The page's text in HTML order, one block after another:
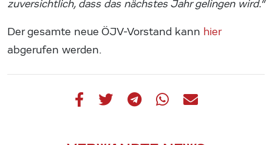
zuversichtlich, dass das nächstes Jahr gelingen wird.“
Der gesamte neue ÖJV-Vorstand kann hier
abgerufen werden.